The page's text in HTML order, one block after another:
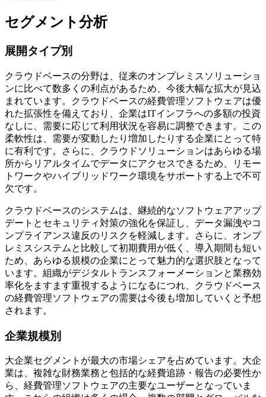
セグメント分析
展開タイプ別
クラウドベースの分野は、従来のオンプレミスソリューショ
ンに比べて数多くの利点があるため、今後大幅な拡大が見込
まれています。クラウドベースの経費管理ソフトウェアは優
れた拡張性を備えており、企業はITインフラへの多額の投資
なしに、需要に応じて利用状況を容易に調整できます。この
柔軟性は、需要が変動したり増加したりする企業にとって特
に有利です。さらに、クラウドソリューションはあらゆる場
所からリアルタイムでデータにアクセスできるため、リモー
トワークやハイブリッドワーク環境をサポートする上で不可
欠です。
クラウドベースのシステムは、継続的なソフトウェアアップ
デートとセキュリティ対策の強化を保証し、データ漏洩やコ
ンプライアンス違反のリスクを軽減します。さらに、オンプ
レミスシステムと比較して初期費用が低く、導入期間も短い
ため、あらゆる規模の企業にとって魅力的な選択肢となって
います。組織がデジタルトランスフォーメーションと業務効
率化をますます重視するようになるにつれ、クラウドベース
の経費管理ソフトウェアの需要は今後も増加していくと予想
されます。
企業規模別
大企業セグメントが最大の市場シェアを占めています。大企
業は、複雑な財務業務と包括的な経費追跡・報告の必要性か
ら、経費管理ソフトウェアの主要なユーザーとなっていま